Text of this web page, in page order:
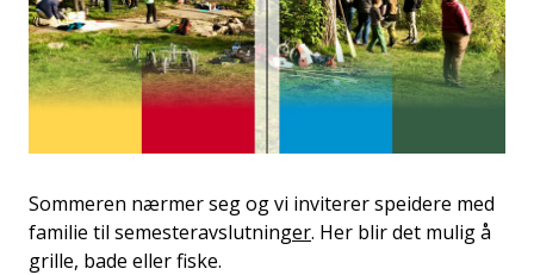
Sommeren nærmer seg og vi inviterer speidere med
familie til semesteravslutninger. Her blir det mulig å
grille, bade eller fiske.